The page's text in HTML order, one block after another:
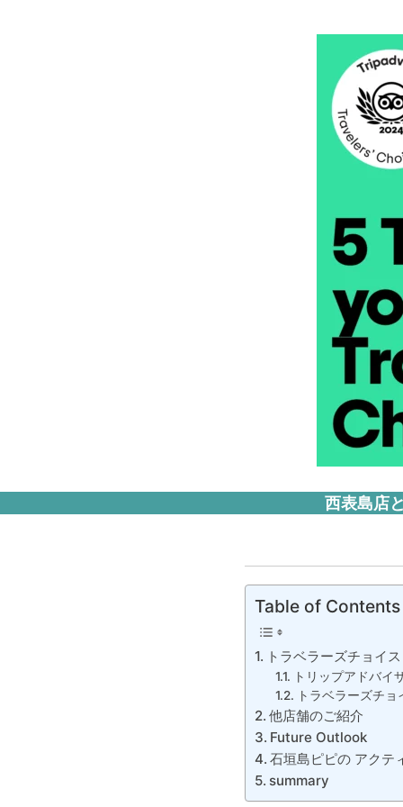
西表島店
Table of Contents
トラベラーズチョイ
トリップアドバイ
トラベラーズチ
他店舗のご紹介
Future Outlook
石垣島ピピの アクテ
summary